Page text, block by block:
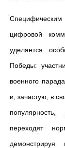
цифровой
уделяется
Победы:
военного
и, зачастую, в
популярность,
переходят